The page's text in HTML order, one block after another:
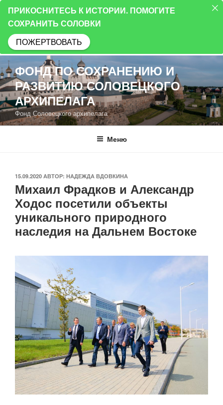
Перейти
к
содержимому
ФОНД ПО СОХРАНЕНИЮ И
РАЗВИТИЮ СОЛОВЕЦКОГО
АРХИПЕЛАГА
Фонд Соловецкого архипелага
Меню
ОПУБЛИКОВАНО
15.09.2020 АВТОР: НАДЕЖДА ВДОВКИНА
Михаил Фрадков и Александр
Ходос посетили объекты
уникального природного
наследия на Дальнем Востоке
ПРИКОСНИТЕСЬ К ИСТОРИИ. ПОМОГИТЕ
СОХРАНИТЬ СОЛОВКИ
ПОЖЕРТВОВАТЬ